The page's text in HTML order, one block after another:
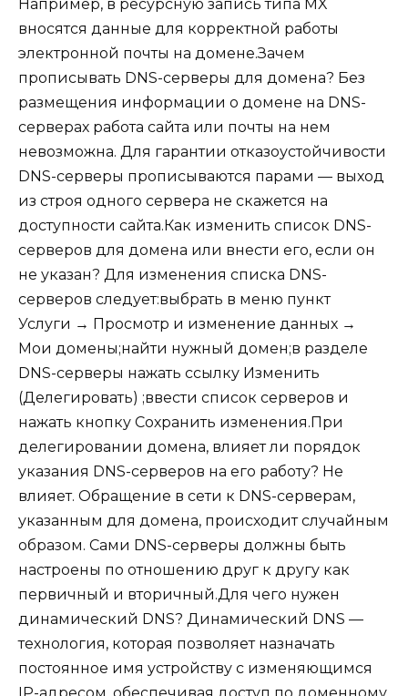
Например, в ресурсную запись типа MX
вносятся данные для корректной работы
электронной почты на домене.Зачем
прописывать DNS-серверы для домена? Без
размещения информации о домене на DNS-
серверах работа сайта или почты на нем
невозможна. Для гарантии отказоустойчивости
DNS-серверы прописываются парами — выход
из строя одного сервера не скажется на
доступности сайта.Как изменить список DNS-
серверов для домена или внести его, если он
не указан? Для изменения списка DNS-
серверов следует:выбрать в меню пункт
Услуги → Просмотр и изменение данных →
Мои домены;найти нужный домен;в разделе
DNS-серверы нажать ссылку Изменить
(Делегировать) ;ввести список серверов и
нажать кнопку Сохранить изменения.При
делегировании домена, влияет ли порядок
указания DNS-серверов на его работу? Не
влияет. Обращение в сети к DNS-серверам,
указанным для домена, происходит случайным
образом. Сами DNS-серверы должны быть
настроены по отношению друг к другу как
первичный и вторичный.Для чего нужен
динамический DNS? Динамический DNS —
технология, которая позволяет назначать
постоянное имя устройству с изменяющимся